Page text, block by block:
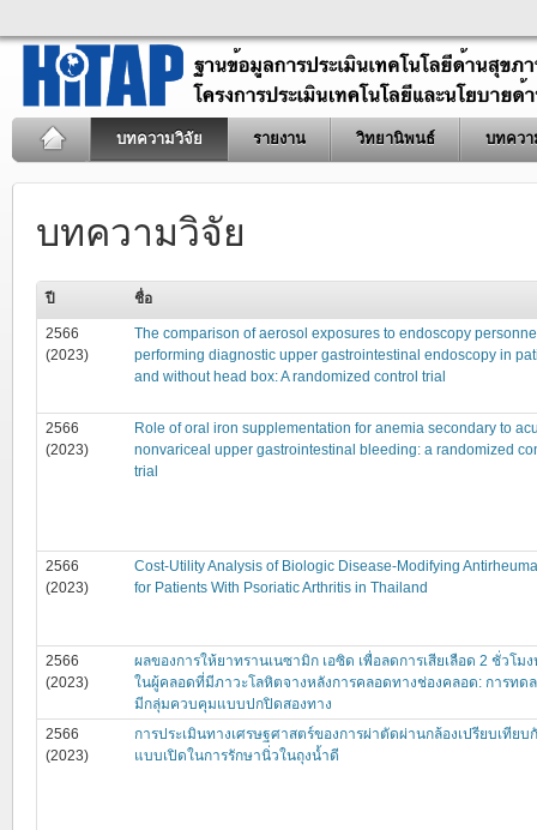
บทความวิจัย รายงาน วิทยานิพนธ์ บทควา
บทความวิจัย
ปี ชื่อ
2566
(2023)
The comparison of aerosol exposures to endoscopy
performing diagnostic upper gastrointestinal endoscopy in
and without head box: A randomized control trial
2566
(2023)
Role of oral iron supplementation for anemia secondary to
nonvariceal upper gastrointestinal bleeding: a randomized
trial
2566
(2023)
Cost-Utility Analysis of Biologic Disease-Modifying
for Patients With Psoriatic Arthritis in Thailand
2566
(2023)
ผลของการให้ยาทรานเนซามิก เอซิด เพื่อลดการเสียเลือด 2 ชั่วโม
ในผู้คลอดที่มีภาวะโลหิตจางหลังการคลอดทางช่องคลอด: การทด
มีกลุ่มควบคุมแบบปกปิดสองทาง
2566
(2023)
การประเมินทางเศรษฐศาสตร์ของการผ่าตัดผ่านกล้องเปรียบเทีย
แบบเปิดในการรักษานิ่วในถุงน้ำดี